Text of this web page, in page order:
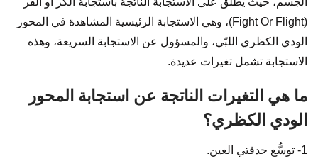
(Fight Or Flight)، وهي الاستجابة الرئيسية المشاهدة في المحور
الودي الكظري اللبّي، والمسؤول عن الاستجابة السريعة، وهذه
الاستجابة تشمل تغيرات عديدة.
ما هي التغيرات الناتجة عن استجابة المحور
الودي الكظري؟
1- توسُّع حدقتي العين.